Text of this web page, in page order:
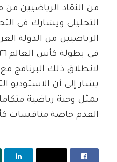
من النقاد الرياضيين
التحليلي ويشارك فى
الرياضيين من الدولة
لانطلاق ذلك البرنامج
يشار إلى أن الاستوديو
يمثل وجبة رياضية
القدم خاصة منافسات